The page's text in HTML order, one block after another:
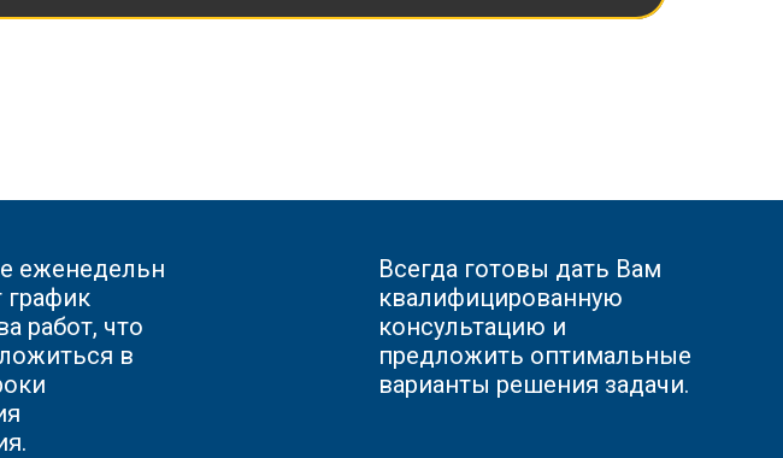
еженедельн
график
работ, что
в
Всегда готовы дать Вам
квалифицированную
консультацию и
предложить оптимальные
варианты решения задачи.